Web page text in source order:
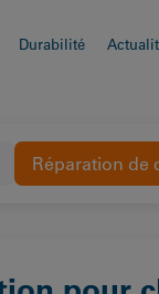
Durabilité
Réparation de